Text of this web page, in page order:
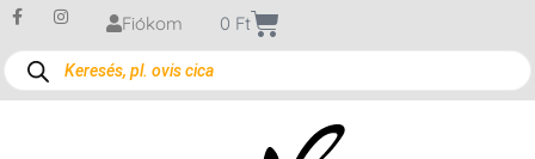
Fiókom 0 Ft